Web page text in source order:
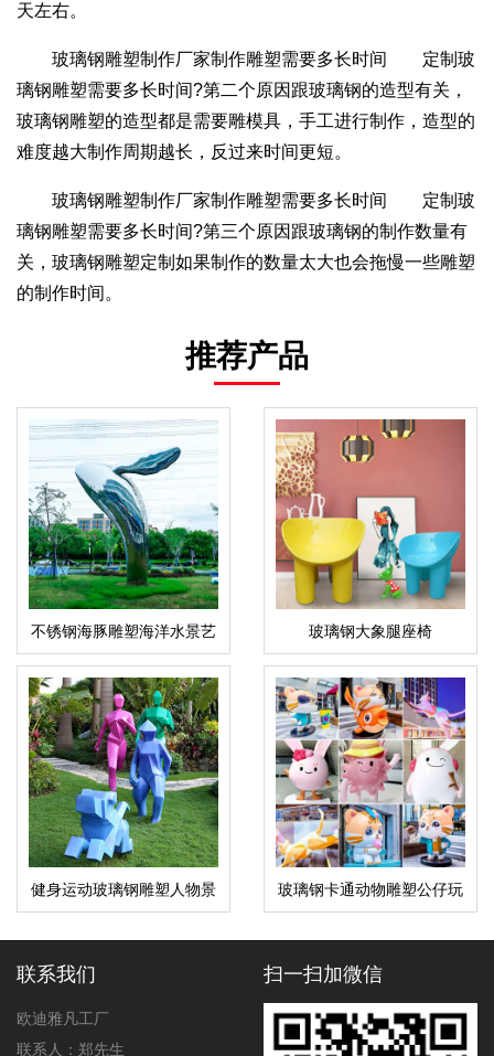
天左右。
玻璃钢雕塑制作厂家制作雕塑需要多长时间 定制玻
璃钢雕塑需要多长时间?第二个原因跟玻璃钢的造型有关，
玻璃钢雕塑的造型都是需要雕模具，手工进行制作，造型的
难度越大制作周期越长，反过来时间更短。
玻璃钢雕塑制作厂家制作雕塑需要多长时间 定制玻
璃钢雕塑需要多长时间?第三个原因跟玻璃钢的制作数量有
关，玻璃钢雕塑定制如果制作的数量太大也会拖慢一些雕塑
的制作时间。
推荐产品
不锈钢海豚雕塑海洋水景艺
术摆件
玻璃钢大象腿座椅
健身运动玻璃钢雕塑人物景
观公园学校广场雕塑
玻璃钢卡通动物雕塑公仔玩
偶美陈摆件
联系我们
欧迪雅凡工厂
联系人：郑先生
扫一扫加微信